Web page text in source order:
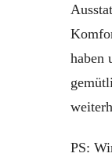
haben
PS: